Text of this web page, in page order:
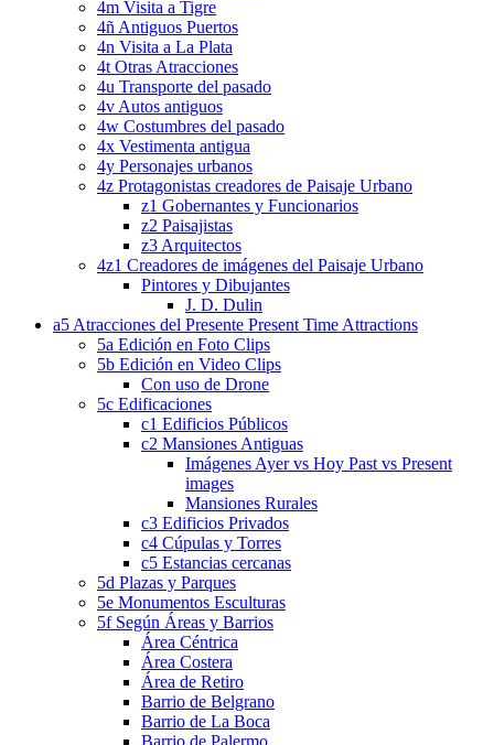
4m Visita a Tigre
4ñ Antiguos Puertos
4n Visita a La Plata
4t Otras Atracciones
4u Transporte del pasado
4v Autos antiguos
4w Costumbres del pasado
4x Vestimenta antigua
4y Personajes urbanos
4z Protagonistas creadores de Paisaje Urbano
z1 Gobernantes y Funcionarios
z2 Paisajistas
z3 Arquitectos
4z1 Creadores de imágenes del Paisaje Urbano
Pintores y Dibujantes
J. D. Dulin
a5 Atracciones del Presente Present Time Attractions
5a Edición en Foto Clips
5b Edición en Video Clips
Con uso de Drone
5c Edificaciones
c1 Edificios Públicos
c2 Mansiones Antiguas
Imágenes Ayer vs Hoy Past vs Present
images
Mansiones Rurales
c3 Edificios Privados
c4 Cúpulas y Torres
c5 Estancias cercanas
5d Plazas y Parques
5e Monumentos Esculturas
5f Según Áreas y Barrios
Área Céntrica
Área Costera
Área de Retiro
Barrio de Belgrano
Barrio de La Boca